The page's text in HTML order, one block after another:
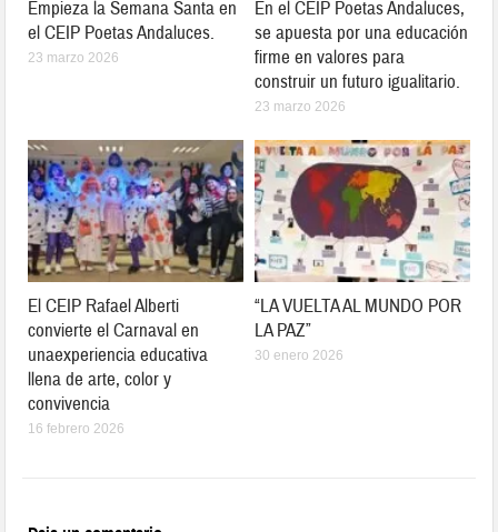
Empieza la Semana Santa en
el CEIP Poetas Andaluces.
23 marzo 2026
En el CEIP Poetas Andaluces,
se apuesta por una educación
firme en valores para
construir un futuro igualitario.
23 marzo 2026
El CEIP Rafael Alberti
convierte el Carnaval en
unaexperiencia educativa
llena de arte, color y
convivencia
16 febrero 2026
“LA VUELTA AL MUNDO POR
LA PAZ”
30 enero 2026